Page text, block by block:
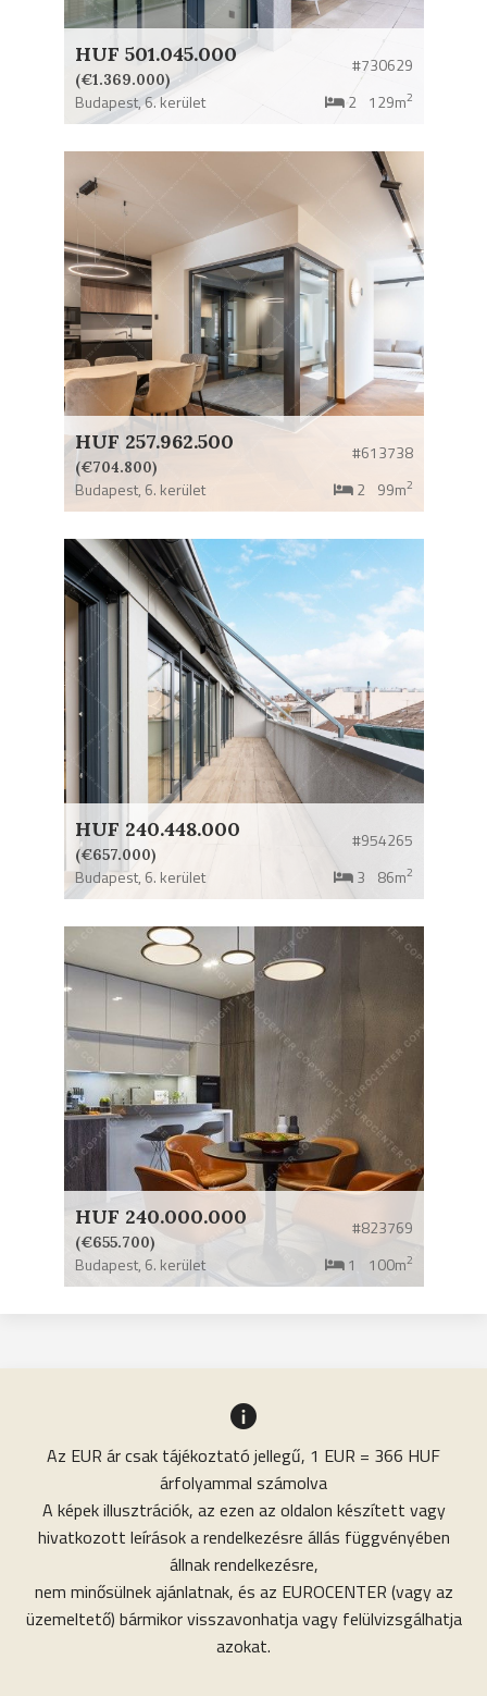
HUF 501.045.000
(€1.369.000)
#730629
Budapest,6. kerület 2 129m2
HUF 257.962.500
(€704.800)
#613738
Budapest, 6. kerület 2 99m2
HUF 240.448.000
(€657.000)
#954265
Budapest, 6. kerület 3 86m2
HUF 240.000.000
(€655.700)
#823769
Budapest, 6. kerület 1 100m2
Az EUR ár csak tájékoztató jellegű, 1 EUR = 366 HUF
árfolyammal számolva
A képek illusztrációk, az ezen az oldalon készített vagy
hivatkozott leírások a rendelkezésre állás függvényében
állnak rendelkezésre,
nem minősülnek ajánlatnak, és az EUROCENTER (vagy az
üzemeltető) bármikor visszavonhatja vagy felülvizsgálhatja
azokat.